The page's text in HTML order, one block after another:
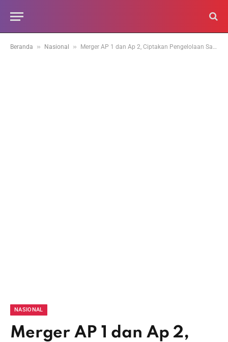
Beranda » Nasional » Merger AP 1 dan Ap 2, Ciptakan Pengelolaan Satu Sistem Airport
NASIONAL
Merger AP 1 dan Ap 2,